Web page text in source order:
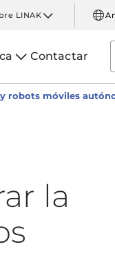
LINAK
Contactar
robots móviles
la